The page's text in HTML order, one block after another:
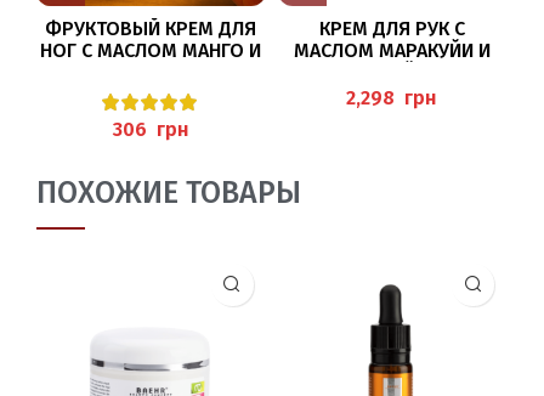
ФРУКТОВЫЙ КРЕМ ДЛЯ
НОГ С МАСЛОМ МАНГО И
30МЛ (FRUCHT-
FUSSCREME) PEDIBAEHR
грн
КРЕМ ДЛЯ РУК С
МАСЛОМ МАРАКУЙИ И
(MARACUJA-HANDCREME),
BAEHR
грн
ПОХОЖИЕ ТОВАРЫ